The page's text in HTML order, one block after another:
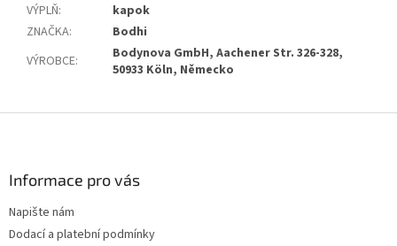
VÝPLŇ:
kapok
ZNAČKA:
Bodhi
VÝROBCE:
Bodynova GmbH, Aachener Str. 326-328,
50933 Köln, Německo
Informace pro vás
Napište nám
Dodací a platební podmínky